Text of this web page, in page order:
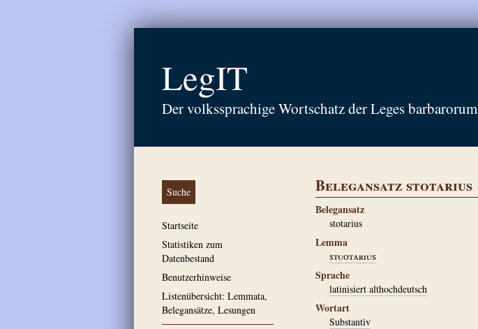
LegIT
Der volkssprachige Wortschatz der Leges barbarorum
Suche
Startseite
Statistiken zum
Datenbestand
Benutzerhinweise
Listenübersicht: Lemmata,
Belegansätze, Lesungen
Belegansatz stotarius
Belegansatz
stotarius
Lemma
stuotarius
Sprache
latinisiert althochdeutsch
Wortart
Substantiv